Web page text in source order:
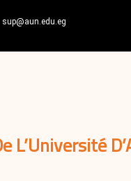
sup@aun.edu.eg
L’Université